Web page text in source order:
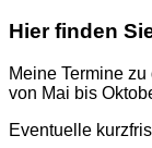
Hier finden
Meine Termine
von Mai bis
Eventuelle